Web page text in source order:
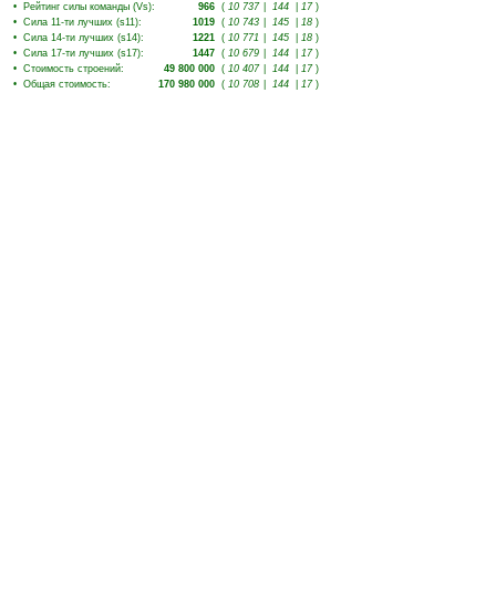
• Рейтинг силы команды (Vs): 966 ( 10 737 144 17)
• Сила 11-ти лучших (s11): 1019 ( 10 743 145 18 )
• Сила 14-ти лучших (s14): 1221 ( 10 771 145 18 )
• Сила 17-ти лучших (s17): 1447 ( 10 679 144 17)
• Стоимость строений: 49 800 000 ( 10 407 144 17 )
• Общая стоимость: 170 980 000 ( 10 708 144 17 )